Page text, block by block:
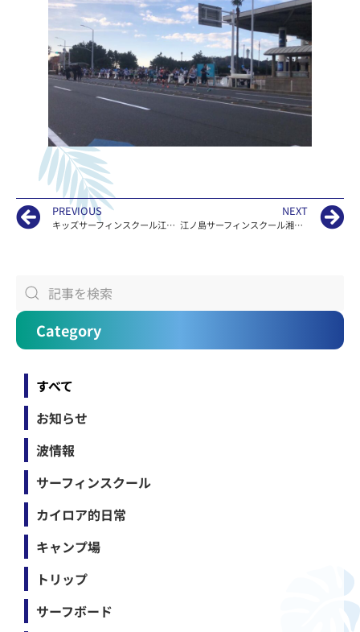
PREVIOUS
キッズサーフィンスクール江ノ島KAILOA
NEXT
江ノ島サーフィンスクール湘南KAILOAの波情報
Category
すべて
お知らせ
波情報
サーフィンスクール
カイロア的日常
キャンプ場
トリップ
サーフボード